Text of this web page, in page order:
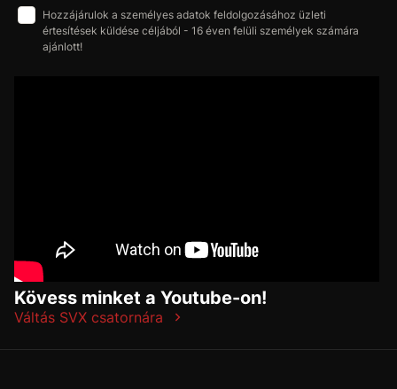
Hozzájárulok a személyes adatok feldolgozásához üzleti
értesítések küldése céljából - 16 éven felüli személyek számára
ajánlott!
Kövess minket a Youtube-on!
Váltás SVX csatornára